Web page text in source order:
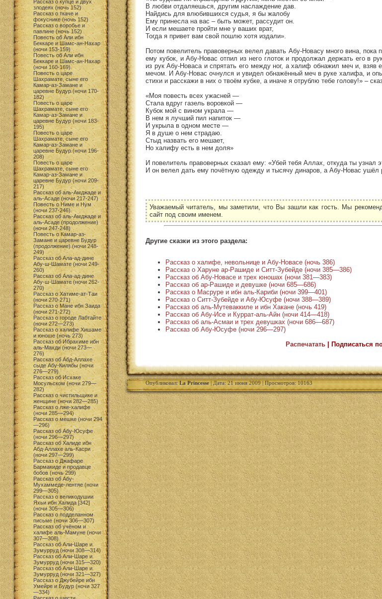
Рассказ о купце и двух
злодеях (ночь 152)
Рассказ о ткаче и
фокуснике (ночь 152)
Рассказ о воробье и
павлине (ночь 152)
Повесть об Али ибн
Беккаре и Шамс-ан-Нахар
(ночи 153-159)
Повесть об Али ибн
Беккаре и Шамс-ан-Нахар
(ночи 160-169)
Повесть о царе
Шахрамате, сыне его
Камар-аз-Замане и
царевне Будур (ночи 170-
182)
Повесть о царе
Шахрамате, сыне его
Камар-аз-Замане и
царевне Будур (ночи 183-
195)
Повесть о царе
Шахрамате, сыне его
Камар-аз-Замане и
царевне Будур (ночи 196-
208)
Повесть о царе
Шахрамате, сыне его
Камар-аз-Замане и
царевне Будур (ночи 209-
217)
Рассказ об аль-Амджаде и
аль-Асаде (ночи 217-247)
Повесть о Ниме и Нум
(ночи 237-246)
Рассказ об аль-Амджаде и
аль-Асаде (продолжение)
(ночи 247-248)
Повесть о Камар-аз-
Замане и царевне Будур
(продолжение) (ночи 248-
249)
Рассказ об Ала-ад-дине
Абу-ш-Шамате (ночи 249-
260)
Рассказ об Ала-ад-дине
Абу-ш-Шамате (ночи 262-
270)
Рассказ о Хатиме-ат-Таи
(ночи 270-271)
Рассказ о Мане ибн Заида
(ночи 271-272)
Рассказ о городе Лабтайте
(ночи 272—273)
Рассказ о халифе Хишаме
и юноше (ночь 273)
Рассказ об Ибрахиме ибн
аль-Махди (ночи 273—
276)
Рассказ об Абд-Аллахе
сыде Абу-Килябы (ночи
276—279)
Рассказ об Исхаке
Мосульском (ночи 279—
282)
Рассказ о чистильщике и
женщине (ночи 282—285)
Рассказ о лже-халифе
(ночи 285—294)
Рассказ о мешке (ночи 294
—296)
Рассказ об Абу-Юсуфе
(ночи 296—297)
Рассказ об Халиде ибн
Абд-Аллахе аль-Касри
(ночи 297—299)
Рассказ о Джафаре
Бармакиде и продавце
бобов (ночь 299)
Рассказ об Абу-
Мухаммеде-лентяе (ночи
299—305)
Рассказ о великодушии
Яхьи ибн Халида [342]
(ночи 305—306)
Рассказ о подделанном
письме (ночи 306—307)
Рассказ об учёном и
халифе аль-Мамуне (ночи
307—308)
Рассказ об Али-Шаре и
Зумурруд (ночи 308—314)
Рассказ об Али-Шаре и
Зумурруд (ночи 315—320)
Рассказ об Али-Шаре и
Зумурруд (ночи 321—327)
Рассказ о Джубейре ибн
Умейре и Будур (ночи 327
—334)
В любви отдаляешься, другим наслаждение дав.
Найдись для влюбившихся судья, я бы жалобу
Ему принесла на вас – быть может, рассудит он.
И если мешаете пройти мне у ваших врат,
Тогда я привет вам свой пошлю хотя издали».
Потом повелитель правоверных велел давать Абу-Новасу много вина, пока
ему кубок, и Абу-Новас отпил из него глоток и продолжал держать его в
из рук Абу-Новаса и спрятать его между ног, а халиф обнажил меч и, взяв
мечом. И Абу-Новас очнулся и увидел обнажённый меч в руке халифа, и
стихи и расскажи в них о твоём кубке, а иначе я отрублю тебе голову!» –
«Моя повесть всех ужасней —
Стала вдруг газель воровкой —
Кубок мой с вином украла —
В нем я лучший пил напиток —
И укрыла в одном месте —
Я в душе о нем страдаю.
Стыд назвать его мешает,
Но халифу есть в нем доля»
И повелитель правоверных сказал ему: «Убей тебя Аллах, откуда ты узнал
И он велел дать ему почётную одежду и тысячу динаров, а Абу-Новас ушёл
Уважаемый читатель, мы заметили, что Вы зашли как гость. Мы
сайт под своим именем.
Другие сказки из этого раздела:
Рассказ о халифе, невольнице и Абу-Новасе (ночь 386)
Рассказ о Харуне ар-Рашиде и Ситт-Зубейде (ночи 385—386)
Рассказ об Абу-Новасе и трех юношах (ночи 381—383)
Рассказ об ар-Рашиде и девушке (ночи 685—686)
Рассказ о Масруре и ибн аль-Кариби (ночи 399—401)
Рассказ о Ситт-Зубейде и Абу-Юсуфе (ночи 388—389)
Рассказ об аль-Мутеваккиле и ибн Хакане (ночь 419)
Рассказ об Абу-Исе и Куррат-аль-Айн (ночи 414—418)
Рассказ об аль-Асмаи и трех девушках (ночи 686—687)
Рассказ об Абу-Юсуфе (ночи 296—297)
Распечатать| Подписаться
Опубликовал:La Princesse| Дата: 21 июня 2009 | Просмотров: 10163